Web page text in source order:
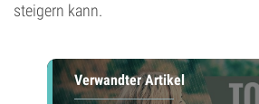
steigern kann.
Verwandter Artikel